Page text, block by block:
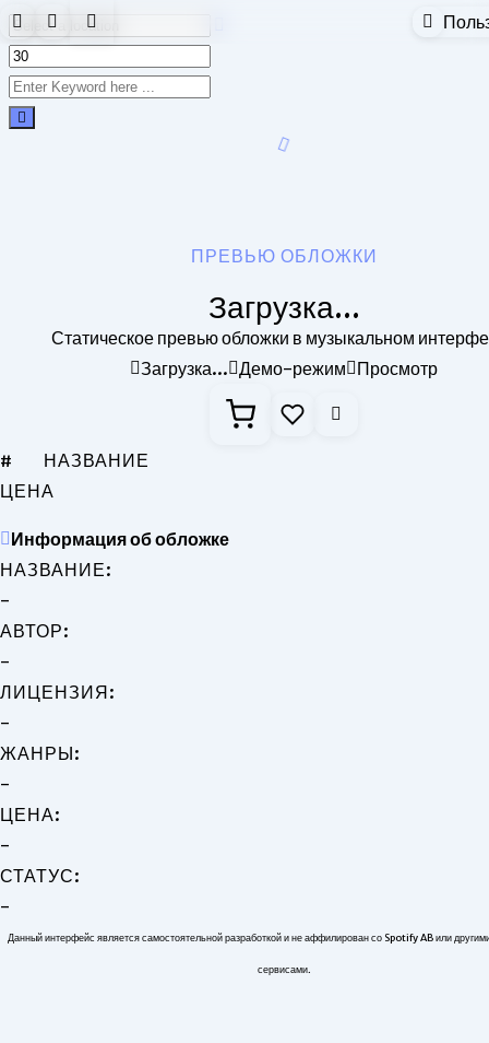
ПРЕВЬЮ ОБЛОЖКИ
Загрузка...
Статическое превью обложки в музыкальном
Загрузка... Демо-режим Просмотр
#
НАЗВАНИЕ
ЦЕНА
Информация об обложке
НАЗВАНИЕ:
-
АВТОР:
-
ЛИЦЕНЗИЯ:
-
ЖАНРЫ:
-
ЦЕНА:
-
СТАТУС:
-
Данный интерфейс является самостоятельной разработкой и не аффилирован со Spotify AB или
сервисами.